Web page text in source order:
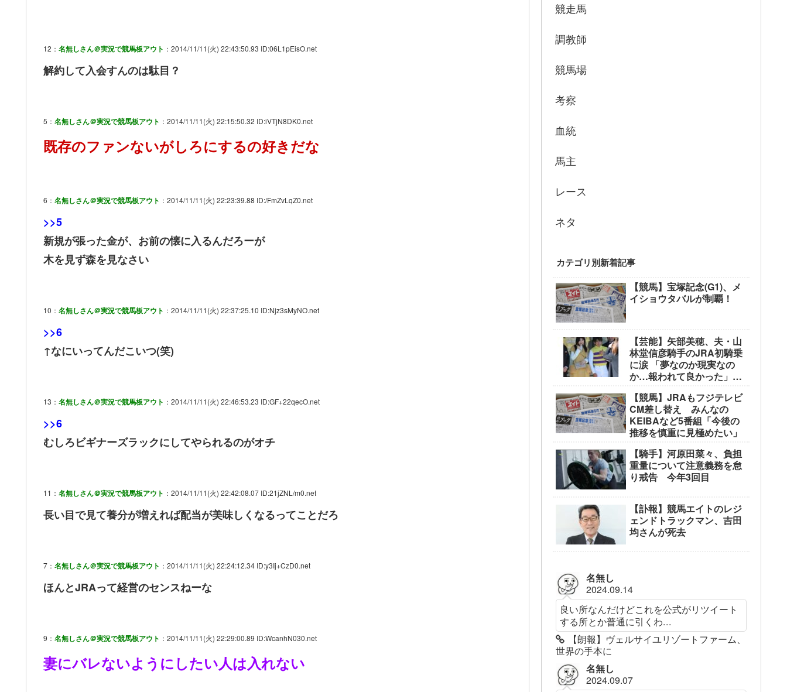
12： 名無しさん＠実況で競馬板アウト ：2014/11/11(火) 22:43:50.93 ID:06L1pEisO.net
解約して入会すんのは駄目？
5： 名無しさん＠実況で競馬板アウト ：2014/11/11(火) 22:15:50.32 ID:iVTjN8DK0.net
既存のファンないがしろにするの好きだな
6： 名無しさん＠実況で競馬板アウト ：2014/11/11(火) 22:23:39.88 ID:/FmZvLqZ0.net
>>5
新規が張った金が、お前の懐に入るんだろーが
木を見ず森を見なさい
10： 名無しさん＠実況で競馬板アウト ：2014/11/11(火) 22:37:25.10 ID:Njz3sMyNO.net
>>6
↑なにいってんだこいつ(笑)
13： 名無しさん＠実況で競馬板アウト ：2014/11/11(火) 22:46:53.23 ID:GF+22qecO.net
>>6
むしろビギナーズラックにしてやられるのがオチ
11： 名無しさん＠実況で競馬板アウト ：2014/11/11(火) 22:42:08.07 ID:21jZNL/m0.net
長い目で見て養分が増えれば配当が美味しくなるってことだろ
7： 名無しさん＠実況で競馬板アウト ：2014/11/11(火) 22:24:12.34 ID:y3Ij+CzD0.net
ほんとJRAって経営のセンスねーな
9： 名無しさん＠実況で競馬板アウト ：2014/11/11(火) 22:29:00.89 ID:WcanhN030.net
妻にバレないようにしたい人は入れない
競走馬
調教師
競馬場
考察
血統
馬主
レース
ネタ
カテゴリ別新着記事
【競馬】宝塚記念(G1)、メ
イショウタバルが制覇！
【芸能】矢部美穂、夫・山
林堂信彦騎手のJRA初騎乗
に涙 「夢なのか現実なの
か…報われて良かった」
【競馬】JRAもフジテレビ
CM差し替え みんなの
KEIBAなど5番組「今後の
推移を慎重に見極めたい」
【騎手】河原田菜々、負担
重量について注意義務を怠
り戒告 今年3回目
【訃報】競馬エイトのレジ
ェンドトラックマン、吉田
均さんが死去
名無し
2024.09.14
良い所なんだけどこれを公式がリツイート
する所とか普通に引くわ...
【朗報】ヴェルサイユリゾートファーム、
世界の手本に
名無し
2024.09.07